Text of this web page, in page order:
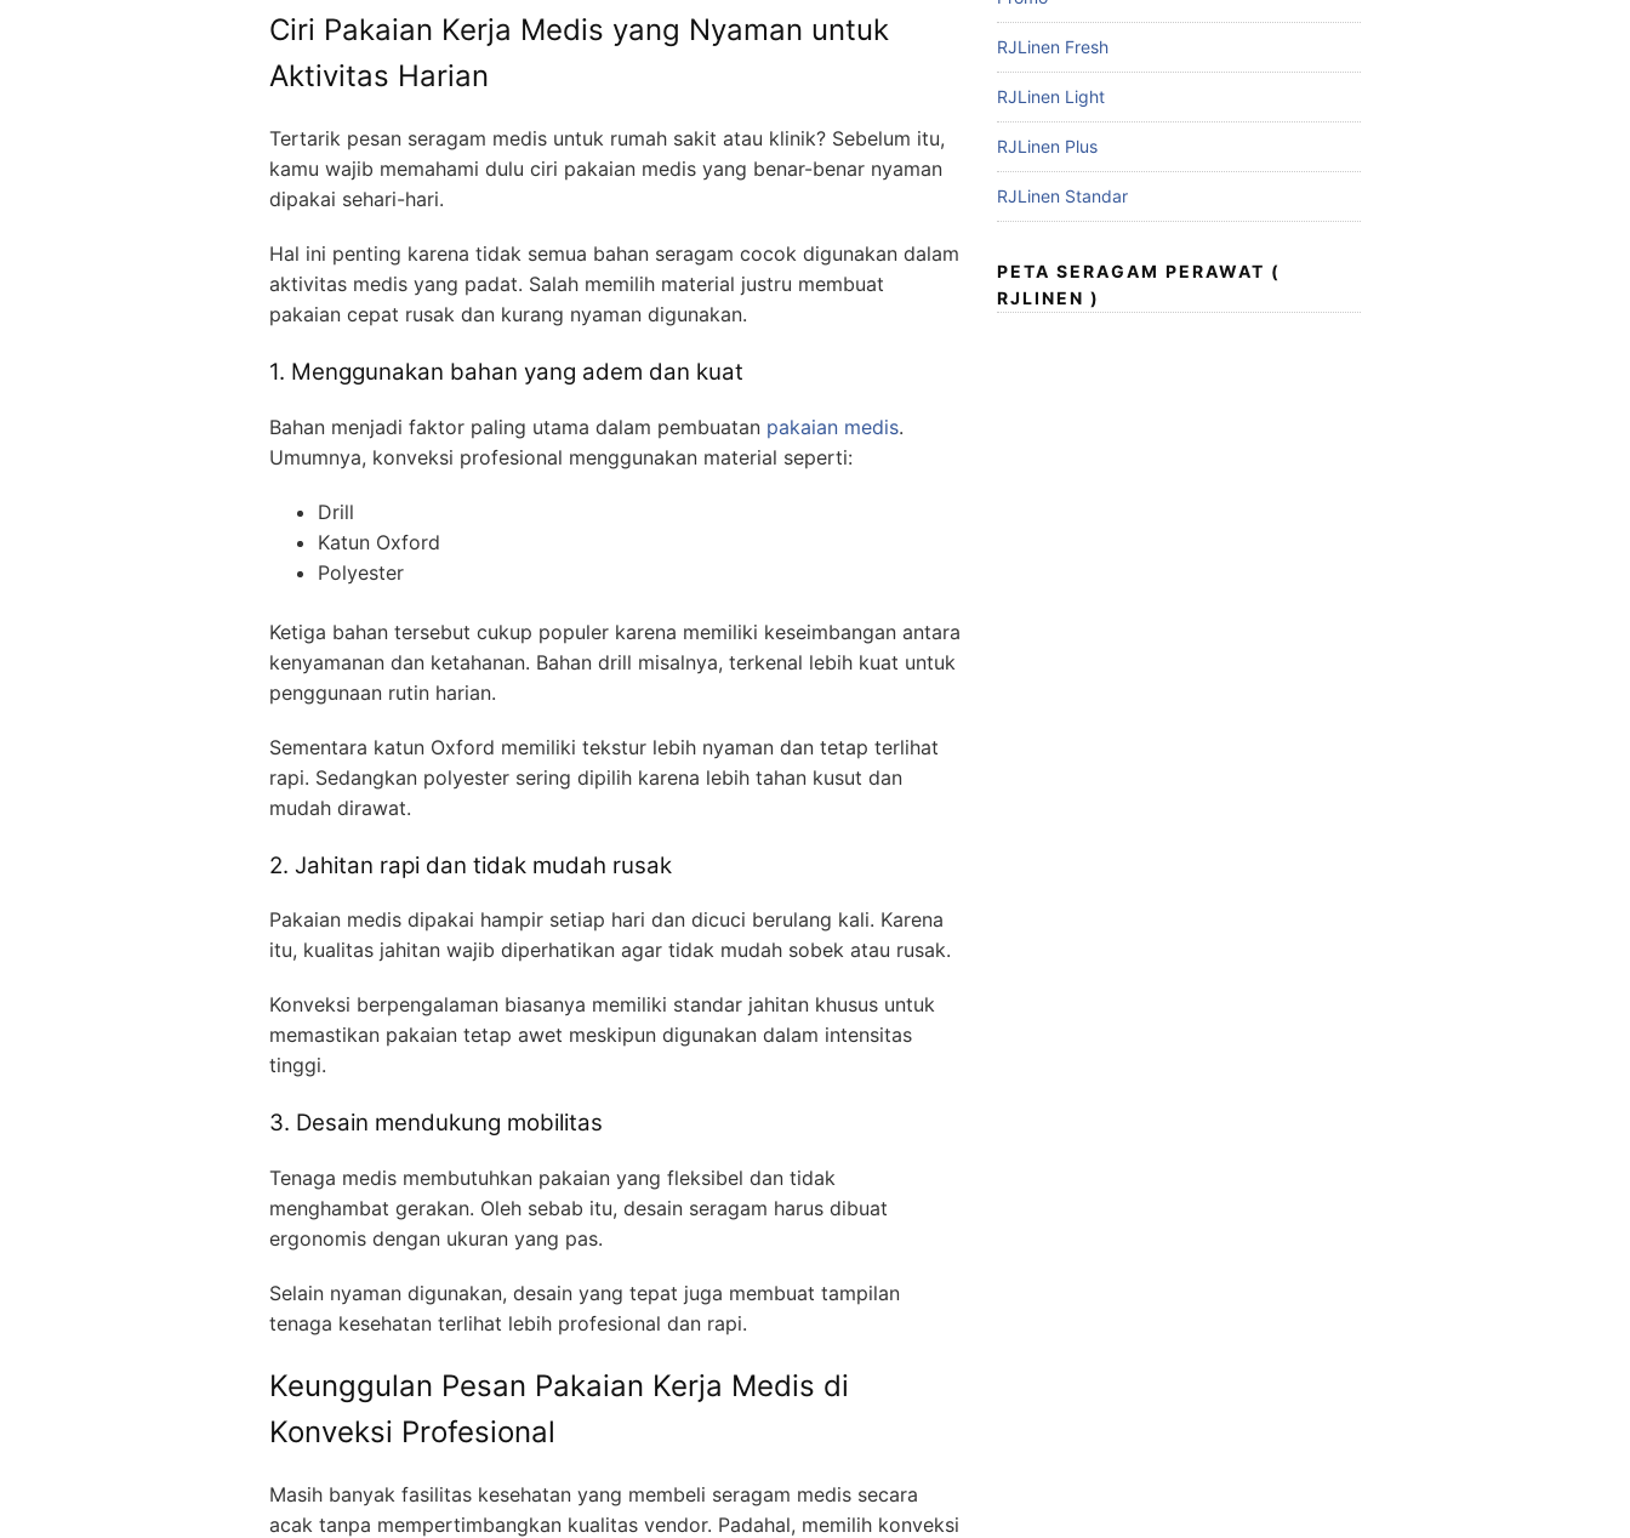
Ciri Pakaian Kerja Medis yang Nyaman untuk
Aktivitas Harian
Tertarik pesan seragam medis untuk rumah sakit atau klinik? Sebelum itu,
kamu wajib memahami dulu ciri pakaian medis yang benar-benar nyaman
dipakai sehari-hari.
Hal ini penting karena tidak semua bahan seragam cocok digunakan dalam
aktivitas medis yang padat. Salah memilih material justru membuat
pakaian cepat rusak dan kurang nyaman digunakan.
1. Menggunakan bahan yang adem dan kuat
Bahan menjadi faktor paling utama dalam pembuatan pakaian medis.
Umumnya, konveksi profesional menggunakan material seperti:
Drill
Katun Oxford
Polyester
Ketiga bahan tersebut cukup populer karena memiliki keseimbangan antara
kenyamanan dan ketahanan. Bahan drill misalnya, terkenal lebih kuat untuk
penggunaan rutin harian.
Sementara katun Oxford memiliki tekstur lebih nyaman dan tetap terlihat
rapi. Sedangkan polyester sering dipilih karena lebih tahan kusut dan
mudah dirawat.
2. Jahitan rapi dan tidak mudah rusak
Pakaian medis dipakai hampir setiap hari dan dicuci berulang kali. Karena
itu, kualitas jahitan wajib diperhatikan agar tidak mudah sobek atau rusak.
Konveksi berpengalaman biasanya memiliki standar jahitan khusus untuk
memastikan pakaian tetap awet meskipun digunakan dalam intensitas
tinggi.
3. Desain mendukung mobilitas
Tenaga medis membutuhkan pakaian yang fleksibel dan tidak
menghambat gerakan. Oleh sebab itu, desain seragam harus dibuat
ergonomis dengan ukuran yang pas.
Selain nyaman digunakan, desain yang tepat juga membuat tampilan
tenaga kesehatan terlihat lebih profesional dan rapi.
Keunggulan Pesan Pakaian Kerja Medis di
Konveksi Profesional
Masih banyak fasilitas kesehatan yang membeli seragam medis secara
acak tanpa mempertimbangkan kualitas vendor. Padahal, memilih konveksi
RJLinen Fresh
RJLinen Light
RJLinen Plus
RJLinen Standar
PETA SERAGAM PERAWAT (
RJLINEN )